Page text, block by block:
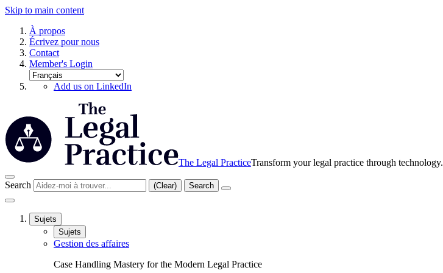
Skip to main content
À propos
Écrivez pour nous
Contact
Member's Login
Add us on LinkedIn
The Legal PracticeTransform your legal practice through technology.
Search (Clear) Search
Sujets
Sujets
Gestion des affaires
Case Handling Mastery for the Modern Legal Practice